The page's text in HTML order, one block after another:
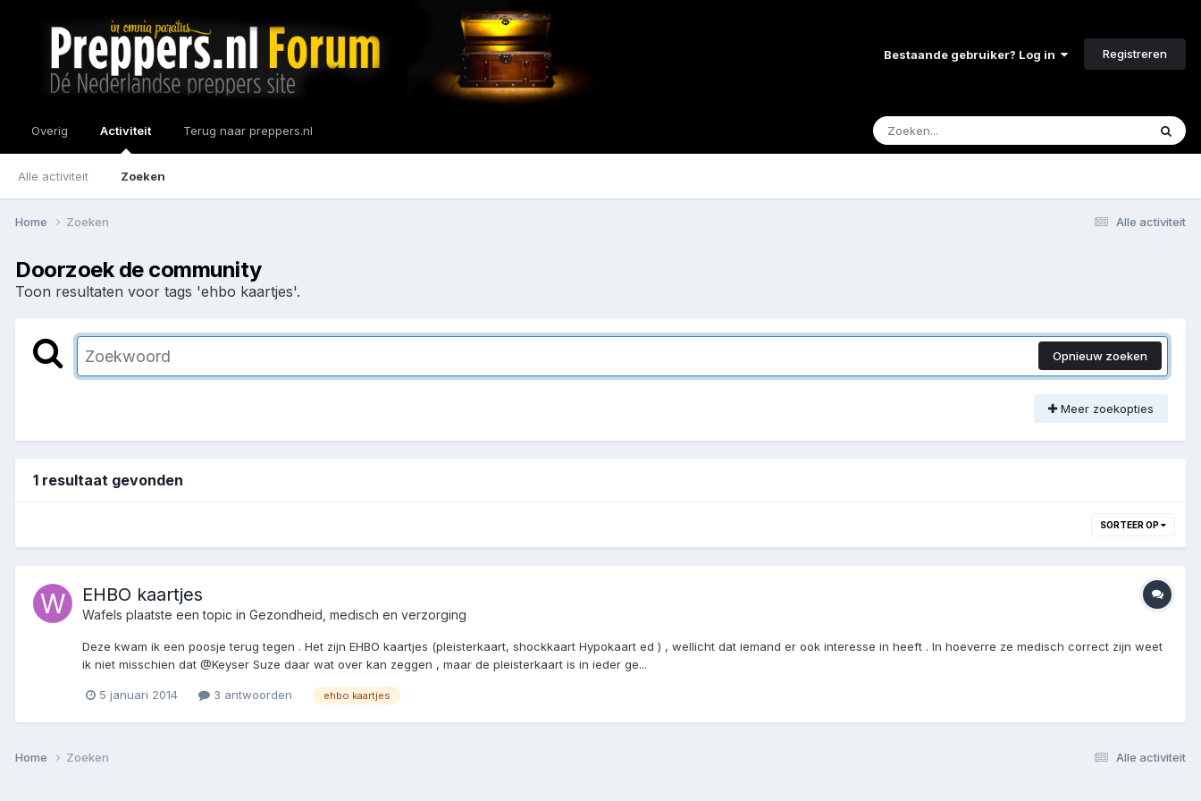
Bestaande gebruiker? Log in Registreren
Overig Activiteit
Alle activiteit Zoeken
Terug naar preppers.nl
Alle activiteit
Home Zoeken
Doorzoek de community
Toon resultaten voor tags 'ehbo kaartjes'.
Opnieuw zoeken
Meer zoekopties
1 resultaat gevonden
SORTEER OP
EHBO kaartjes
Wafels plaatste een topic in Gezondheid, medisch en verzorging
Deze kwam ik een poosje terug tegen . Het zijn EHBO kaartjes (pleisterkaart, shockkaart Hypokaart ed ) , wellicht dat iemand er ook interesse in heeft . In hoeverre ze medisch correct zijn weet
ik niet misschien dat @Keyser Suze daar wat over kan zeggen , maar de pleisterkaart is in ieder ge...
5 januari 2014 3 antwoorden ehbo kaartjes
Alle activiteit
Home Zoeken